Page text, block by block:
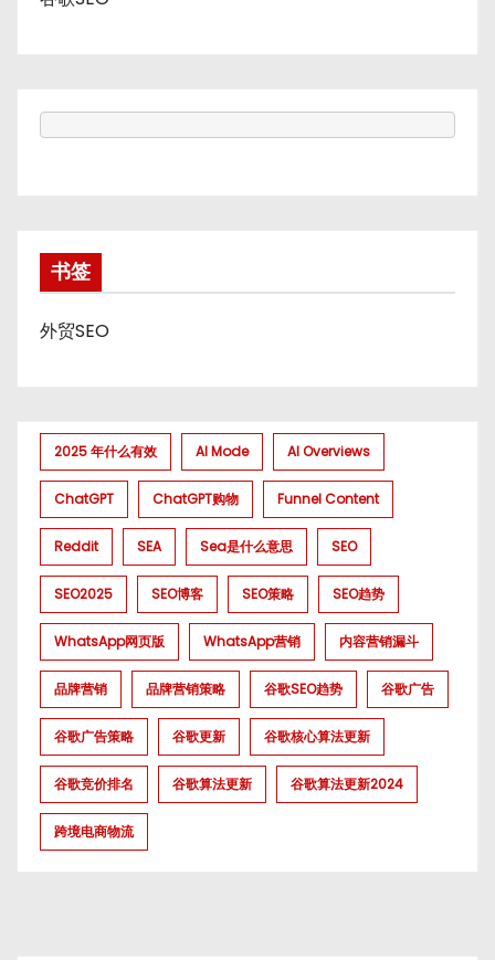
书签
外贸SEO
2025 年什么有效 AI Mode AI Overviews
ChatGPT ChatGPT购物 Funnel Content
Reddit SEA Sea是什么意思 SEO
SEO2025 SEO博客 SEO策略 SEO趋势
WhatsApp网页版 WhatsApp营销 内容营销漏斗
品牌营销 品牌营销策略 谷歌SEO趋势 谷歌广告
谷歌广告策略 谷歌更新 谷歌核心算法更新
谷歌竞价排名 谷歌算法更新 谷歌算法更新2024
跨境电商物流